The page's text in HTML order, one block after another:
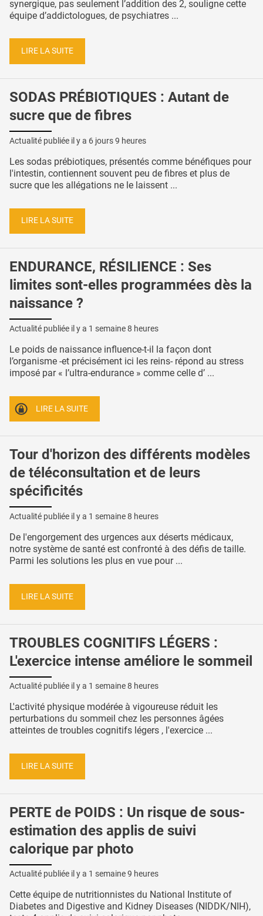
synergique, pas seulement l’addition des 2, souligne cette
équipe d’addictologues, de psychiatres ...
LIRE LA SUITE
SODAS PRÉBIOTIQUES : Autant de
sucre que de fibres
Actualité publiée il y a 6 jours 9 heures
Les sodas prébiotiques, présentés comme bénéfiques pour
l'intestin, contiennent souvent peu de fibres et plus de
sucre que les allégations ne le laissent ...
LIRE LA SUITE
ENDURANCE, RÉSILIENCE : Ses
limites sont-elles programmées dès la
naissance ?
Actualité publiée il y a 1 semaine 8 heures
Le poids de naissance influence-t-il la façon dont
l’organisme -et précisément ici les reins- répond au stress
imposé par « l’ultra-endurance » comme celle d’ ...
LIRE LA SUITE
Tour d'horizon des différents modèles
de téléconsultation et de leurs
spécificités
Actualité publiée il y a 1 semaine 8 heures
De l'engorgement des urgences aux déserts médicaux,
notre système de santé est confronté à des défis de taille.
Parmi les solutions les plus en vue pour ...
LIRE LA SUITE
TROUBLES COGNITIFS LÉGERS :
L'exercice intense améliore le sommeil
Actualité publiée il y a 1 semaine 8 heures
L'activité physique modérée à vigoureuse réduit les
perturbations du sommeil chez les personnes âgées
atteintes de troubles cognitifs légers , l'exercice ...
LIRE LA SUITE
PERTE de POIDS : Un risque de sous-
estimation des applis de suivi
calorique par photo
Actualité publiée il y a 1 semaine 9 heures
Cette équipe de nutritionnistes du National Institute of
Diabetes and Digestive and Kidney Diseases (NIDDK/NIH),